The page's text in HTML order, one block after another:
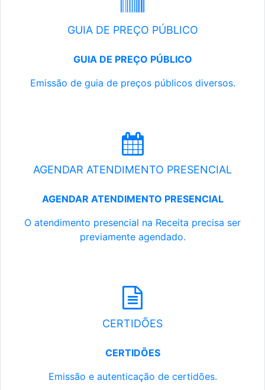
GUIA DE PREÇO PÚBLICO
GUIA DE PREÇO PÚBLICO
Emissão de guia de preços públicos diversos.
AGENDAR ATENDIMENTO PRESENCIAL
AGENDAR ATENDIMENTO PRESENCIAL
O atendimento presencial na Receita precisa ser
previamente agendado.
CERTIDÕES
CERTIDÕES
Emissão e autenticação de certidões.